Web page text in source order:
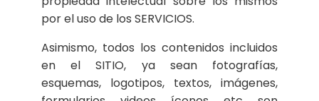
por el uso de los SERVICIOS.
Asimismo, todos los contenidos incluidos
en el SITIO, ya sean fotografías,
esquemas, logotipos, textos, imágenes,